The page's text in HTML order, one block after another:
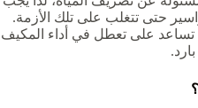
حتى تتغلب على تلك الأزمة.
تساعد على تعطل في أداء المكيف